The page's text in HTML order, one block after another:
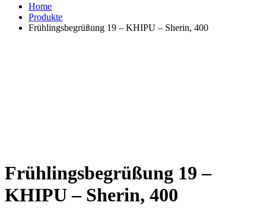
Home
Produkte
Frühlingsbegrüßung 19 – KHIPU – Sherin, 400
Frühlingsbegrüßung 19 –
KHIPU – Sherin, 400